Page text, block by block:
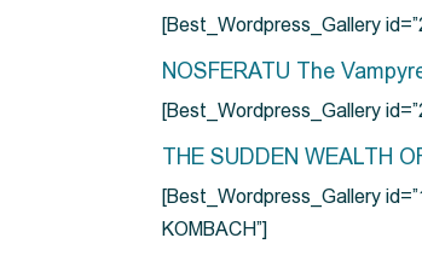
[Best_Wordpress_Gallery
NOSFERATU The
[Best_Wordpress_Gallery
THE SUDDEN WEALTH
[Best_Wordpress_Gallery
KOMBACH”]